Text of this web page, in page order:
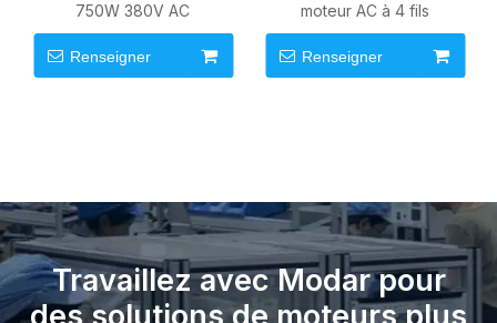
750W 380V AC
Renseigner
moteur AC à 4 fils
Renseigner
Travaillez avec Modar pour